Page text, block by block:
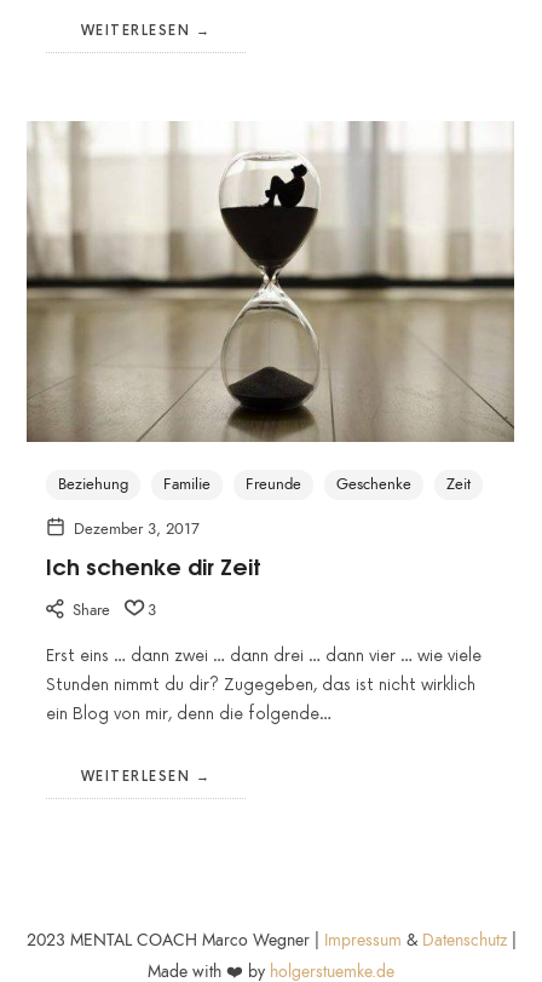
WEITERLESEN
Beziehung Familie Freunde Geschenke Zeit
Dezember 3, 2017
Ich schenke dir Zeit
Share 3
Erst eins … dann zwei … dann drei … dann vier … wie viele
Stunden nimmt du dir? Zugegeben, das ist nicht wirklich
ein Blog von mir, denn die folgende…
WEITERLESEN
2023 MENTAL COACH Marco Wegner | Impressum & Datenschutz|
Made with ❤️ by holgerstuemke.de